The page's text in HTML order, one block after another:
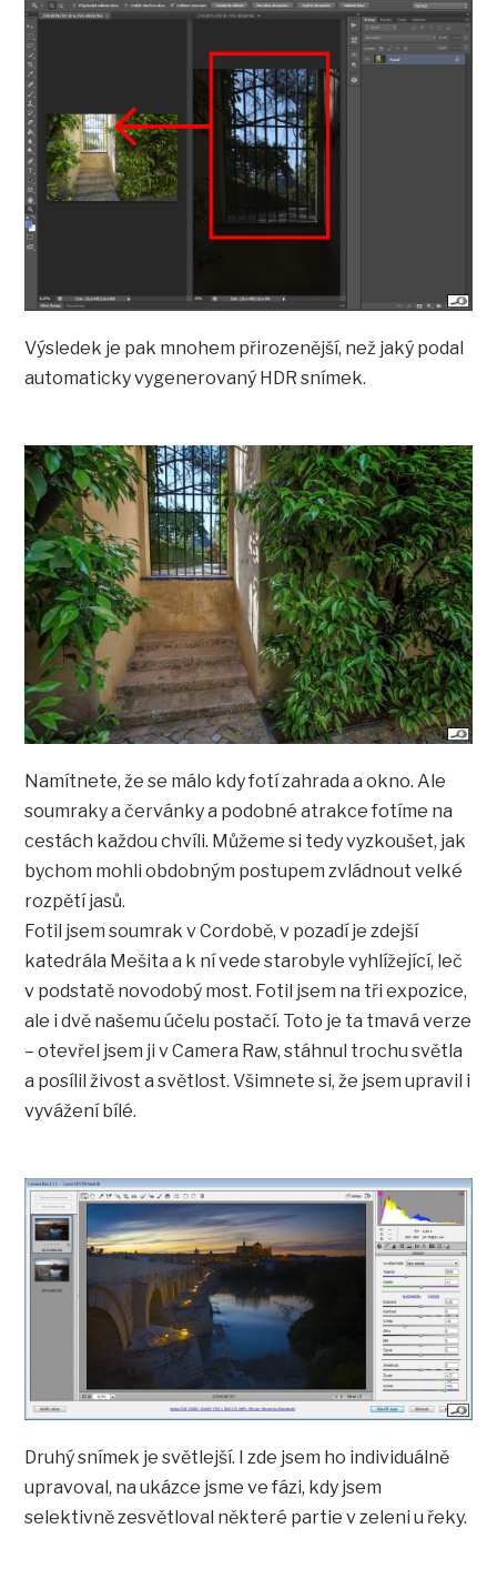
Výsledek je pak mnohem přirozenější, než jaký podal
automaticky vygenerovaný HDR snímek.
Namítnete, že se málo kdy fotí zahrada a okno. Ale
soumraky a červánky a podobné atrakce fotíme na
cestách každou chvíli. Můžeme si tedy vyzkoušet, jak
bychom mohli obdobným postupem zvládnout velké
rozpětí jasů.
Fotil jsem soumrak v Cordobě, v pozadí je zdejší
katedrála Mešita a k ní vede starobyle vyhlížející, leč
v podstatě novodobý most. Fotil jsem na tři expozice,
ale i dvě našemu účelu postačí. Toto je ta tmavá verze
– otevřel jsem ji v Camera Raw, stáhnul trochu světla
a posílil živost a světlost. Všimnete si, že jsem upravil i
vyvážení bílé.
Druhý snímek je světlejší. I zde jsem ho individuálně
upravoval, na ukázce jsme ve fázi, kdy jsem
selektivně zesvětloval některé partie v zeleni u řeky.